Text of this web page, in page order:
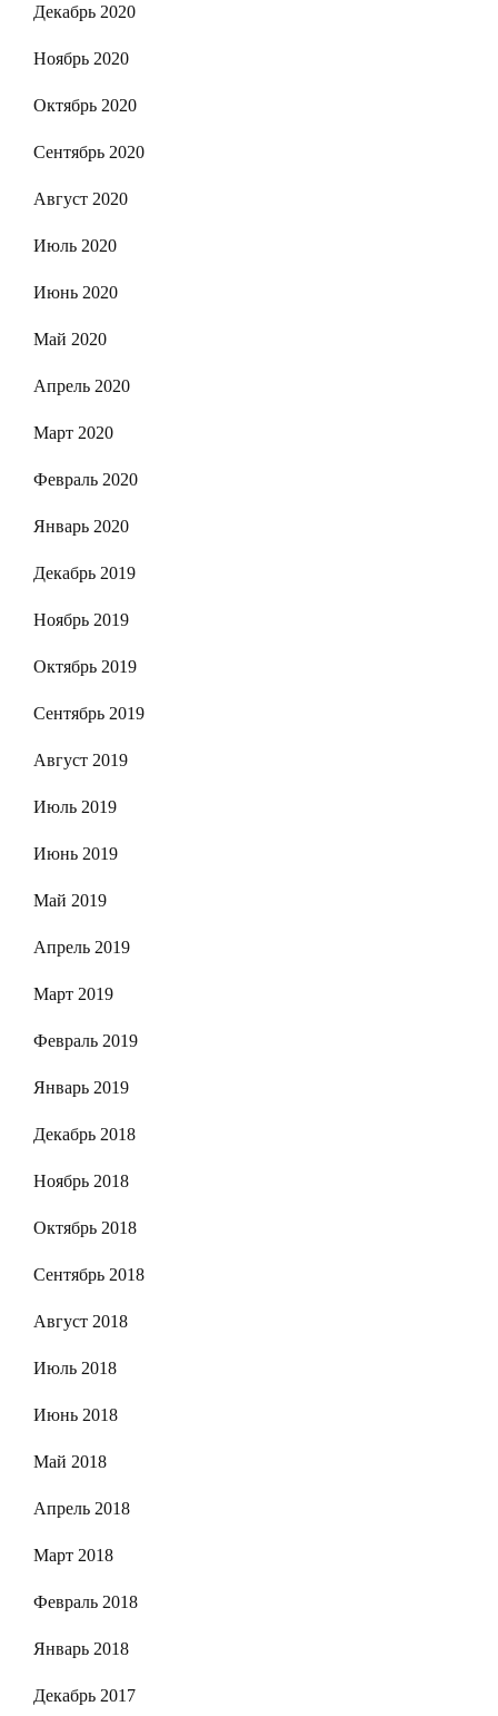
Декабрь 2020
Ноябрь 2020
Октябрь 2020
Сентябрь 2020
Август 2020
Июль 2020
Июнь 2020
Май 2020
Апрель 2020
Март 2020
Февраль 2020
Январь 2020
Декабрь 2019
Ноябрь 2019
Октябрь 2019
Сентябрь 2019
Август 2019
Июль 2019
Июнь 2019
Май 2019
Апрель 2019
Март 2019
Февраль 2019
Январь 2019
Декабрь 2018
Ноябрь 2018
Октябрь 2018
Сентябрь 2018
Август 2018
Июль 2018
Июнь 2018
Май 2018
Апрель 2018
Март 2018
Февраль 2018
Январь 2018
Декабрь 2017